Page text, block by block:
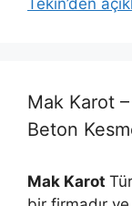
Tekin’den
Mak Karot
Beton
Mak Karot